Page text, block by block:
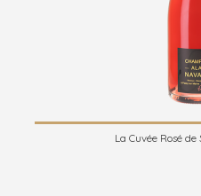
La Cuvée Rosé